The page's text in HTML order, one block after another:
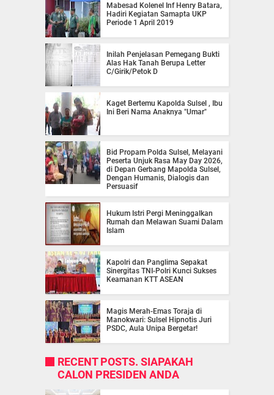
Mabesad Kolenel Inf Henry Batara,
Hadiri Kegiatan Samapta UKP
Periode 1 April 2019
Inilah Penjelasan Pemegang Bukti
Alas Hak Tanah Berupa Letter
C/Girik/Petok D
Kaget Bertemu Kapolda Sulsel , Ibu
Ini Beri Nama Anaknya "Umar"
Bid Propam Polda Sulsel, Melayani
Peserta Unjuk Rasa May Day 2026,
di Depan Gerbang Mapolda Sulsel,
Dengan Humanis, Dialogis dan
Persuasif
Hukum Istri Pergi Meninggalkan
Rumah dan Melawan Suami Dalam
Islam
Kapolri dan Panglima Sepakat
Sinergitas TNI-Polri Kunci Sukses
Keamanan KTT ASEAN
Magis Merah-Emas Toraja di
Manokwari: Sulsel Hipnotis Juri
PSDC, Aula Unipa Bergetar!
RECENT POSTS. SIAPAKAH
CALON PRESIDEN ANDA